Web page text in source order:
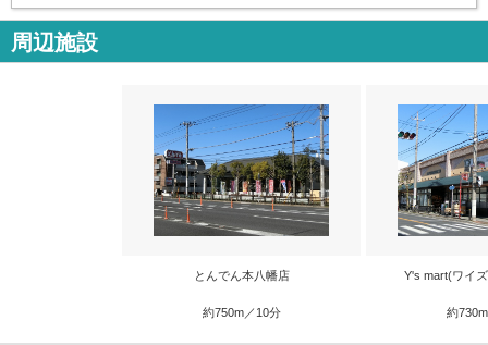
周辺施設
とんでん本八幡店
約750m／10分
Y's mart(ワイ
約